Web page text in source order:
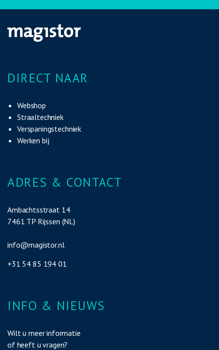
DIRECT NAAR
Webshop
Straaltechniek
Verspaningstechniek
Werken bij
ADRES & CONTACT
Ambachtsstraat 14
7461 TP Rijssen (NL)
info@magistor.nl
+31 54 85 194 01
INFO & NIEUWS
Wilt u meer informatie
of heeft u vragen?